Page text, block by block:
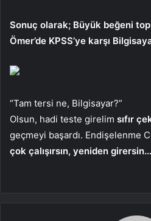
Sonuç olarak; Büyük beğeni
Ömer’de KPSS’ye karşı
“Tam tersi ne, Bilgisayar?”
Olsun, hadi teste girelim sıfır
geçmeyi başardı. Endişelenme
çok çalışırsın, yeniden girersin…